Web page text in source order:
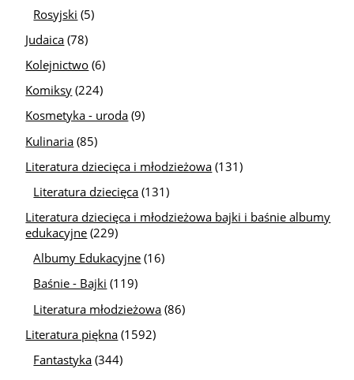
Rosyjski (5)
Judaica (78)
Kolejnictwo (6)
Komiksy (224)
Kosmetyka - uroda (9)
Kulinaria (85)
Literatura dziecięca i młodzieżowa (131)
Literatura dziecięca (131)
Literatura dziecięca i młodzieżowa bajki i baśnie albumy
edukacyjne (229)
Albumy Edukacyjne (16)
Baśnie - Bajki (119)
Literatura młodzieżowa (86)
Literatura piękna (1592)
Fantastyka (344)